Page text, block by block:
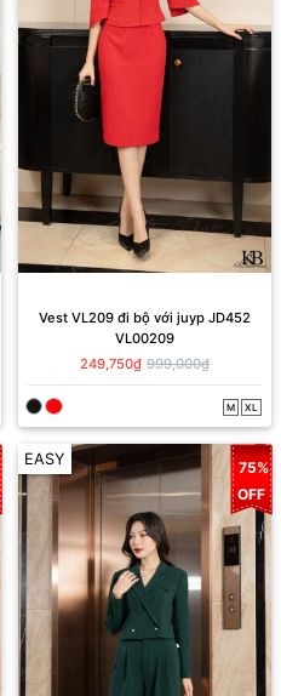
Vest VL209 đi bộ với juyp JD452
VL00209
249,750₫ 999,000₫
M XL
EASY
75%
OFF